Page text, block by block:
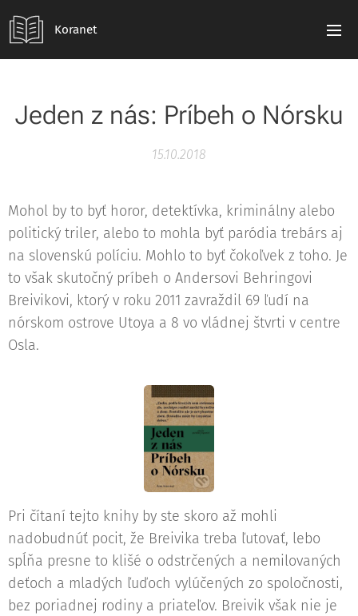
Koranet
Jeden z nás: Príbeh o Nórsku
15.10.2018
Mohol by to byť horor, detektívka, kriminálny alebo
politický triler, alebo to mohla byť paródia trebárs aj
na slovenskú políciu. Mohlo to byť čokoľvek z toho. Je
to však skutočný príbeh o Andersovi Behringovi
Breivikovi, ktorý v roku 2011 zavraždil 69 ľudí na
nórskom ostrove Utoya a 8 vo vládnej štvrti v centre
Osla.
Pri čítaní tejto knihy by ste skoro až mohli
nadobudnúť pocit, že Breivika treba ľutovať, lebo
spĺňa presne to klišé o odstrčených a nemilovaných
deťoch a mladých ľuďoch vylúčených zo spoločnosti,
bez poriadnej rodiny a priateľov. Breivik však nie je